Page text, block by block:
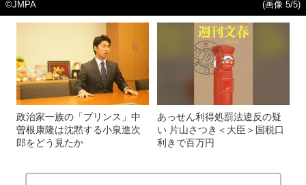
©JMPA (画像 5/5)
政治家一族の「プリンス」中
曽根康隆は沈黙する小泉進次
郎をどう見たか
あっせん利得処罰法違反の疑
い 片山さつき＜大臣＞国税口
利きで百万円